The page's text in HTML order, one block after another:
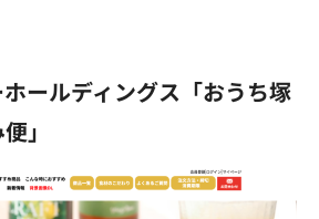
ールディングス「おうち塚
」